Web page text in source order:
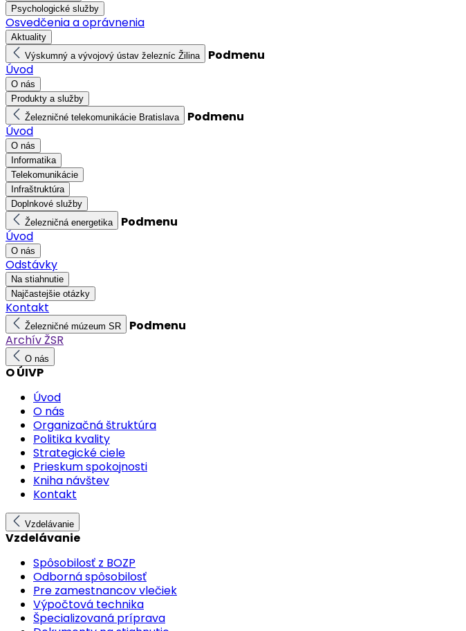
Psychologické služby
Osvedčenia a oprávnenia
Aktuality
Výskumný a vývojový ústav železníc Žilina
Podmenu
Úvod
O nás
Produkty a služby
Železničné telekomunikácie Bratislava
Podmenu
Úvod
O nás
Informatika
Telekomunikácie
Infraštruktúra
Doplnkové služby
Železničná energetika
Podmenu
Úvod
O nás
Odstávky
Na stiahnutie
Najčastejšie otázky
Kontakt
Železničné múzeum SR
Podmenu
Archív ŽSR
O nás
O ÚIVP
Úvod
O nás
Organizačná štruktúra
Politika kvality
Strategické ciele
Prieskum spokojnosti
Kniha návštev
Kontakt
Vzdelávanie
Vzdelávanie
Spôsobilosť z BOZP
Odborná spôsobilosť
Pre zamestnancov vlečiek
Výpočtová technika
Špecializovaná príprava